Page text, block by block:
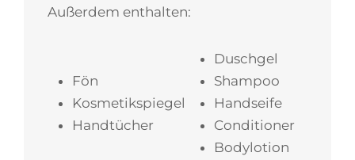
Außerdem enthalten:
Fön
Kosmetikspiegel
Handtücher
Duschgel
Shampoo
Handseife
Conditioner
Bodylotion